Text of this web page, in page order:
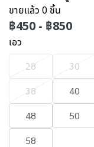
ขายแล้ว 0 ชิ้น
฿450 - ฿850
เอว
28 30
38
40
48
50
58